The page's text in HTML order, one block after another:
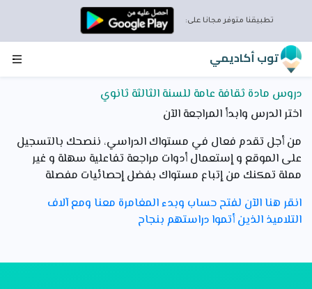
تطبيقنا متوفر مجانا على:
توب أكاديمي
دروس مادة ثقافة عامة للسنة الثالثة ثانوي
اختر الدرس وابدأ المراجعة الآن
من أجل تقدم فعال في مستواك الدراسي، ننصحك بالتسجيل
على الموقع و إستعمال أدوات مراجعة تفاعلية سهلة و غير
مملة تمكنك من إتباع مستواك بفضل إحصائيات مفصلة
انقر هنا الآن لفتح حساب وبدء المغامرة معنا ومع آلاف
التلاميذ الذين أتموا دراستهم بنجاح